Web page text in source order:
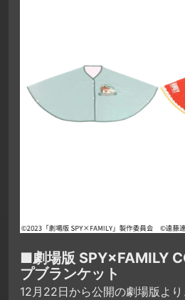
■劇場版 SPY×FAMILY
プブランケット
12月22日から公開の劇場版よ